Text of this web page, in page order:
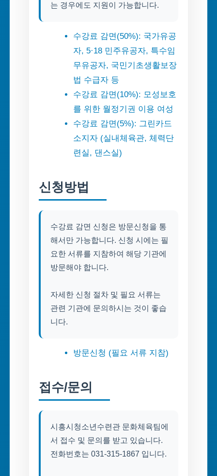
는 경우에도 지원이 가능합니다.
수강료 감면(50%): 국가유공
자, 5·18 민주유공자, 특수임
무유공자, 국민기초생활보장
법 수급자 등
수강료 감면(10%): 모성보호
를 위한 월정기권 이용 여성
수강료 감면(5%): 그린카드
소지자 (실내체육관, 체력단
련실, 댄스실)
신청방법
수강료 감면 신청은 방문신청을 통
해서만 가능합니다. 신청 시에는 필
요한 서류를 지참하여 해당 기관에
방문해야 합니다.
자세한 신청 절차 및 필요 서류는
관련 기관에 문의하시는 것이 좋습
니다.
방문신청 (필요 서류 지참)
접수/문의
시흥시청소년수련관 문화체육팀에
서 접수 및 문의를 받고 있습니다.
전화번호는 031-315-1867 입니다.